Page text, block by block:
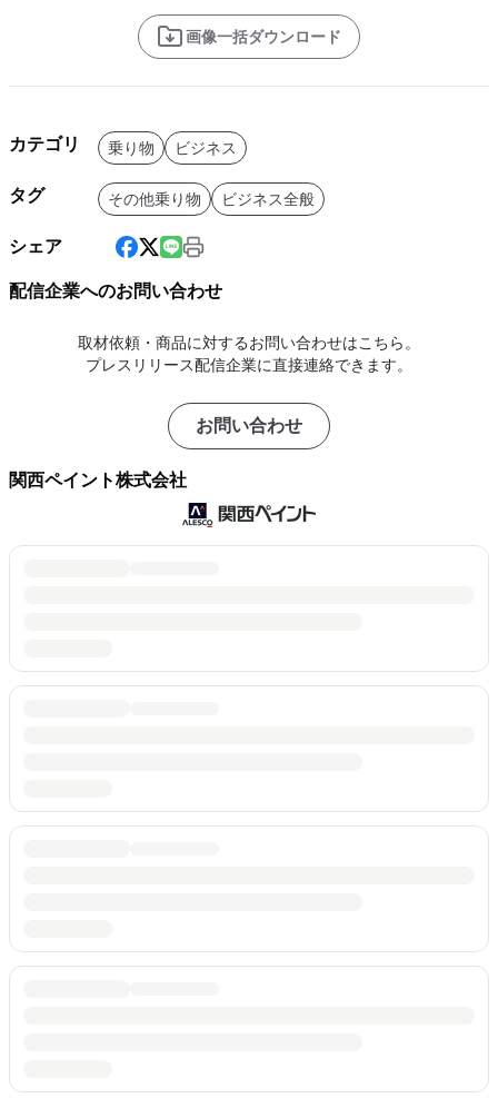
画像一括ダウンロード
カテゴリ 乗り物 ビジネス
タグ その他乗り物 ビジネス全般
シェア
配信企業へのお問い合わせ
取材依頼・商品に対するお問い合わせはこちら。
プレスリリース配信企業に直接連絡できます。
お問い合わせ
関西ペイント株式会社